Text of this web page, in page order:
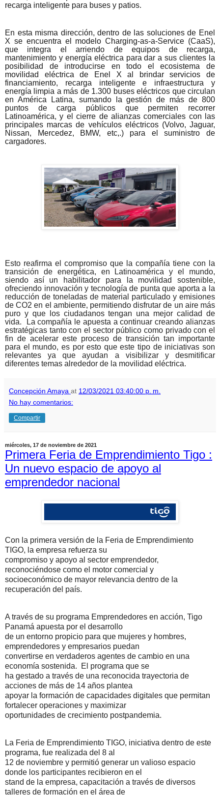
recarga inteligente para buses y patios.
En esta misma dirección, dentro de las soluciones de Enel
X se encuentra el modelo Charging-as-a-Service (CaaS),
que integra el arriendo de equipos de recarga,
mantenimiento y energía eléctrica para dar a sus clientes la
posibilidad de introducirse en todo el ecosistema de
movilidad eléctrica de Enel X al brindar servicios de
financiamiento, recarga inteligente e infraestructura y
energía limpia a más de 1.300 buses eléctricos que circulan
en América Latina, sumando la gestión de más de 800
puntos de carga públicos que permiten recorrer
Latinoamérica, y el cierre de alianzas comerciales con las
principales marcas de vehículos eléctricos (Volvo, Jaguar,
Nissan, Mercedez, BMW, etc,.) para el suministro de
cargadores.
Esto reafirma el compromiso que la compañía tiene con la
transición de energética, en Latinoamérica y el mundo,
siendo así un habilitador para la movilidad sostenible,
ofreciendo innovación y tecnología de punta que aporta a la
reducción de toneladas de material particulado y emisiones
de CO2 en el ambiente, permitiendo disfrutar de un aire más
puro y que los ciudadanos tengan una mejor calidad de
vida.
La compañía le apuesta a continuar creando alianzas
estratégicas tanto con el sector público como privado con el
fin de acelerar este proceso de transición tan importante
para el mundo, es por esto que este tipo de iniciativas son
relevantes ya que ayudan a visibilizar y desmitificar
diferentes temas alrededor de la movilidad eléctrica.
Concepción Amaya at 12/03/2021 03:40:00 p. m.
No hay comentarios:
Compartir
miércoles, 17 de noviembre de 2021
Primera Feria de Emprendimiento Tigo :
Un nuevo espacio de apoyo al
emprendedor nacional
Con la primera versión de la Feria de Emprendimiento
TIGO, la empresa refuerza su
compromiso y apoyo al sector emprendedor,
reconociéndose como el motor comercial y
socioeconómico de mayor relevancia dentro de la
recuperación del país.
A través de su programa Emprendedores en acción, Tigo
Panamá apuesta por el desarrollo
de un entorno propicio para que mujeres y hombres,
emprendedores y empresarios puedan
convertirse en verdaderos agentes de cambio en una
economía sostenida. El programa que se
ha gestado a través de una reconocida trayectoria de
acciones de más de 14 años plantea
apoyar la formación de capacidades digitales que permitan
fortalecer operaciones y maximizar
oportunidades de crecimiento postpandemia.
La Feria de Emprendimiento TIGO, iniciativa dentro de este
programa, fue realizada del 8 al
12 de noviembre y permitió generar un valioso espacio
donde los participantes recibieron en el
stand de la empresa, capacitación a través de diversos
talleres de formación en el área de